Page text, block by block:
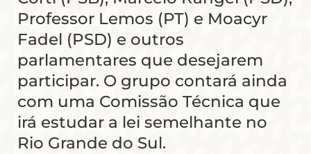
Professor Lemos (PT) e Moacyr
Fadel (PSD) e outros
parlamentares que desejarem
participar. O grupo contará ainda
com uma Comissão Técnica que
irá estudar a lei semelhante no
Rio Grande do Sul.